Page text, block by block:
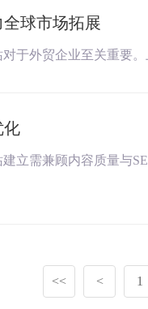
全球市场拓展
于外贸企业至关重要
化
立需兼顾内容质量与
<< < 1